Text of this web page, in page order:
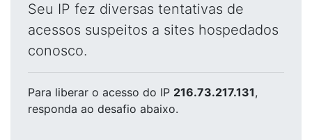
Seu IP fez diversas tentativas de
acessos suspeitos a sites hospedados
conosco.
Para liberar o acesso do IP 216.73.217.131,
responda ao desafio abaixo.